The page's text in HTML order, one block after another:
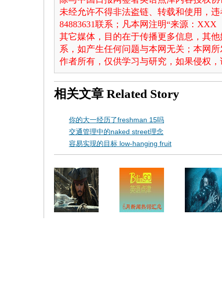
未经允许不得非法盗链、转载和使用，
84883631联系；凡本网注明“来源：
其它媒体，目的在于传播更多信息，其
系，如产生任何问题与本网无关；本网
作者所有，仅供学习与研究，如果侵权
相关文章 Related Story
你的大一经历了freshman 15吗
交通管理中的naked street理念
容易实现的目标 low-hanging fruit